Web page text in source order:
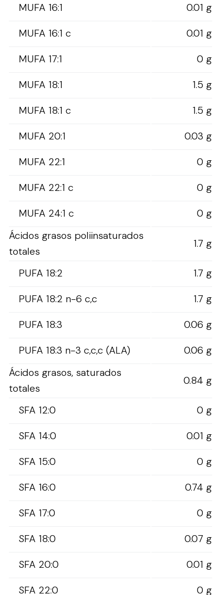
MUFA 16:1
0.01 g
MUFA 16:1 c
0.01 g
MUFA 17:1
0 g
MUFA 18:1
1.5 g
MUFA 18:1 c
1.5 g
MUFA 20:1
0.03 g
MUFA 22:1
0 g
MUFA 22:1 c
0 g
MUFA 24:1 c
0 g
Ácidos grasos poliinsaturados
totales
1.7 g
PUFA 18:2
1.7 g
PUFA 18:2 n-6 c,c
1.7 g
PUFA 18:3
0.06 g
PUFA 18:3 n-3 c,c,c (ALA)
0.06 g
Ácidos grasos, saturados
totales
0.84 g
SFA 12:0
0 g
SFA 14:0
0.01 g
SFA 15:0
0 g
SFA 16:0
0.74 g
SFA 17:0
0 g
SFA 18:0
0.07 g
SFA 20:0
0.01 g
SFA 22:0
0 g